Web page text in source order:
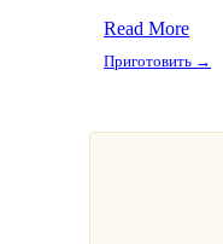
Read More
Приготовить →